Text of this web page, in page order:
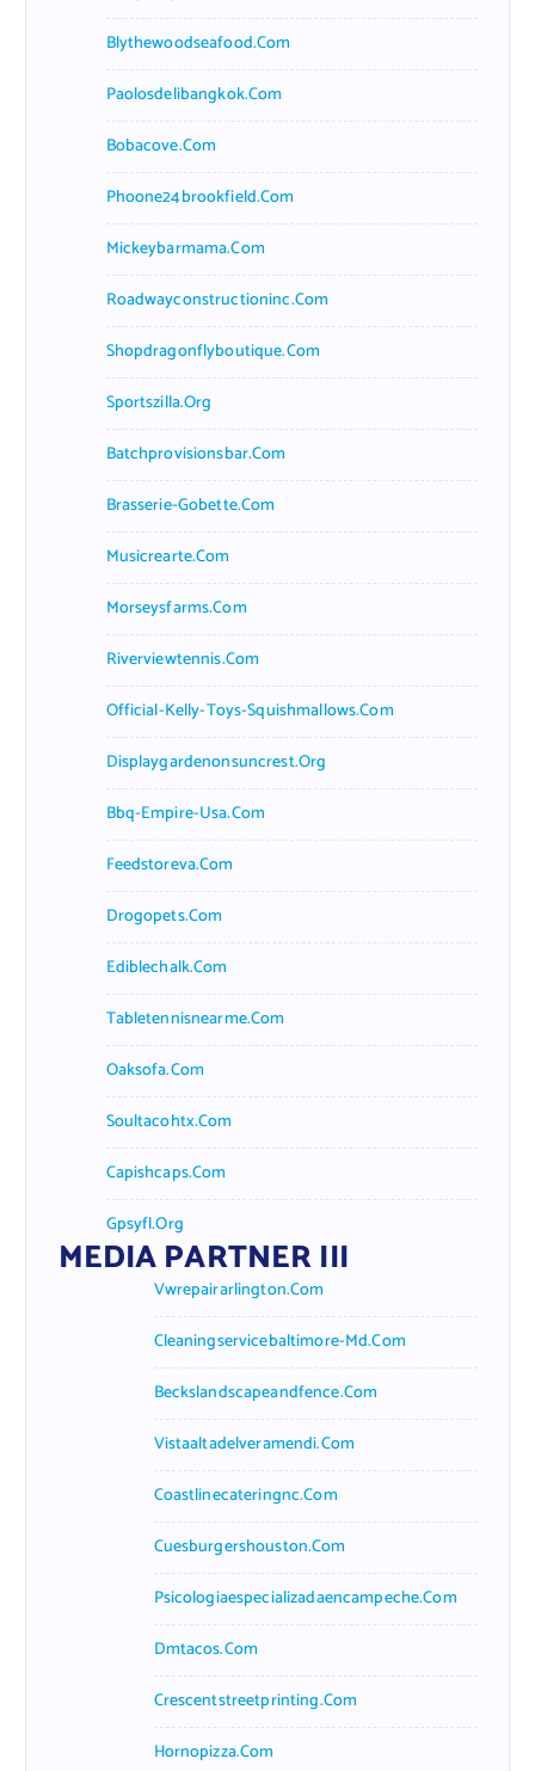
Blythewoodseafood.com
Paolosdelibangkok.com
Bobacove.com
Phoone24brookfield.com
Mickeybarmama.com
Roadwayconstructioninc.com
Shopdragonflyboutique.com
Sportszilla.org
Batchprovisionsbar.com
Brasserie-Gobette.com
Musicrearte.com
Morseysfarms.com
Riverviewtennis.com
Official-Kelly-Toys-Squishmallows.com
Displaygardenonsuncrest.org
Bbq-Empire-Usa.com
Feedstoreva.com
Drogopets.com
Ediblechalk.com
Tabletennisnearme.com
Oaksofa.com
Soultacohtx.com
Capishcaps.com
Gpsyfl.org
MEDIA PARTNER III
Vwrepairarlington.com
Cleaningservicebaltimore-Md.com
Beckslandscapeandfence.com
Vistaaltadelveramendi.com
Coastlinecateringnc.com
Cuesburgershouston.com
Psicologiaespecializadaencampeche.com
Dmtacos.com
Crescentstreetprinting.com
Hornopizza.com